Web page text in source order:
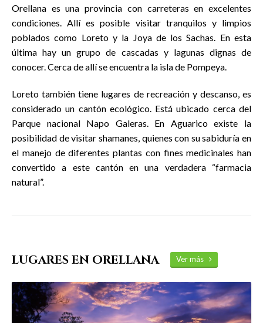
Orellana es una provincia con carreteras en excelentes
condiciones. Allí es posible visitar tranquilos y limpios
poblados como Loreto y la Joya de los Sachas. En esta
última hay un grupo de cascadas y lagunas dignas de
conocer. Cerca de allí se encuentra la isla de Pompeya.
Loreto también tiene lugares de recreación y descanso, es
considerado un cantón ecológico. Está ubicado cerca del
Parque nacional Napo Galeras. En Aguarico existe la
posibilidad de visitar shamanes, quienes con su sabiduría en
el manejo de diferentes plantas con fines medicinales han
convertido a este cantón en una verdadera “farmacia
natural”.
LUGARES EN ORELLANA Ver más